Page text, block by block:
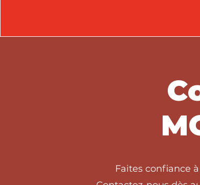
Faites confiance